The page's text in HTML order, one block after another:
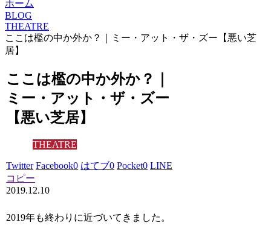
ホーム
BLOG
THEATRE
ここは檻の中か外か？｜ミー・アット・ザ・ズー【悪い芝
居】
ここは檻の中か外か？｜
ミー・アット・ザ・ズー
【悪い芝居】
THEATRE
Twitter Facebook0 はてブ0 Pocket0 LINE
コピー
2019.12.10
2019年も終わりに近づいてきました。